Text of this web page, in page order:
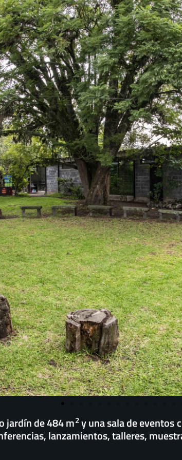
jardín de 484 m2y una sala de eventos
lanzamientos, talleres,